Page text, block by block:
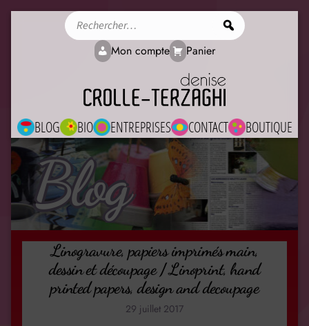
BLOG BIO ENTREPRISES CONTACT BOUTIQUE
Mon compte Panier
Blog
Linogravure, papiers imprimés main,
dessin et découpage / Linoprint, hand
printed papers, design and decoupage
29 juillet 2017